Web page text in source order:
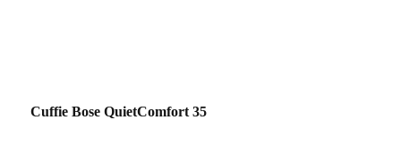
Cuffie Bose QuietComfort 35